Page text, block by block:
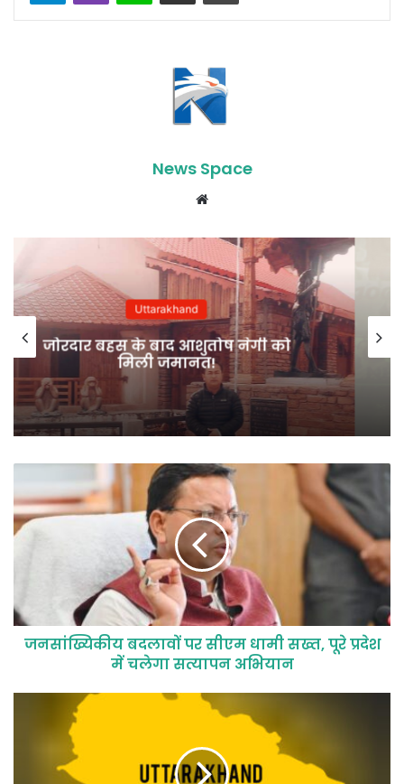
News Space
Uttarakhand
देहरादून की फिजियोथेरेपिस्ट डॉ. मेघा आर्या
को राष्ट्रीय सम्मान, देश की 100
आइकॉनिक महिलाओं में हुईं शामिल…
जनसांख्यिकीय बदलावों पर सीएम धामी सख्त, पूरे प्रदेश
में चलेगा सत्यापन अभियान